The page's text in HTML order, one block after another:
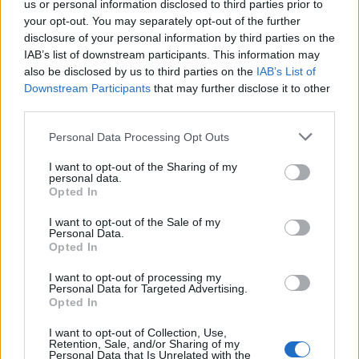
us or personal information disclosed to third parties prior to
your opt-out. You may separately opt-out of the further
disclosure of your personal information by third parties on the
IAB’s list of downstream participants. This information may
also be disclosed by us to third parties on the IAB’s List of
Downstream Participants that may further disclose it to other
Personal Data Processing Opt Outs
I want to opt-out of the Sharing of my
personal data.
Opted In
I want to opt-out of the Sale of my
Personal Data.
Opted In
I want to opt-out of processing my
Personal Data for Targeted Advertising.
Opted In
I want to opt-out of Collection, Use,
Retention, Sale, and/or Sharing of my
Personal Data that Is Unrelated with the
ενέργειας
07/08/2026 - 16:38 ΕΠΙΧΕΙΡΗΣΕΙΣ
Στρατηγική επένδυση του EFA GROUP στη Fractal
για την ανάπτυξη προηγμένων αμυντικών
τεχνολογιών
07/08/2026 - 16:11 ΕΠΙΧΕΙΡΗΣΕΙΣ
Συνάλλαγμα: Το ευρώ ενισχύεται 0,08%, στα
1,1534 δολάρια
07/08/2026 - 15:45 ΟΙΚΟΝΟΜΙΑ
Δείκτης Τιμών, με άνοδο 0,57%
07/08/2026 - 15:21
Νέο κύμα καύσωνα στην Ευρώπη – Θερμοκρασίες
άνω των 40°C σε Ιταλία, Ισπανία και Βαλκάνια
Fourlis: Συμφωνία για την πώληση συμμετοχής στο